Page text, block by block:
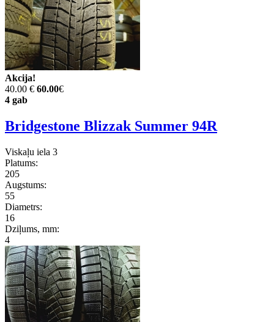
Akcija!
40.00 € 60.00€
4 gab
Bridgestone Blizzak Summer 94R
Viskaļu iela 3
Platums:
205
Augstums:
55
Diametrs:
16
Dziļums, mm:
4